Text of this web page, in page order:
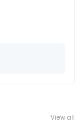
View all